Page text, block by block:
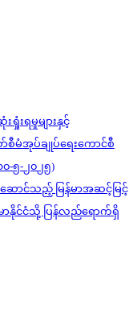
ရှုံးရမှုများနှင့်
မံအုပ်ချုပ်ရေးကောင်စီ
-၅-၂၀၂၅)
ဆောင်သည့် မြန်မာအဆင့်မြင့်
ာနိုင်ငံသို့ ပြန်လည်ရောက်ရှိ